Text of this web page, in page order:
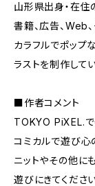
山形県出身・在住
書籍、広告、Web
カラフルでポップ
ラストを制作してい
■作者コメント
TOKYO PiXEL.で
コミカルで遊び心
ニットやその他に
遊びにきてください